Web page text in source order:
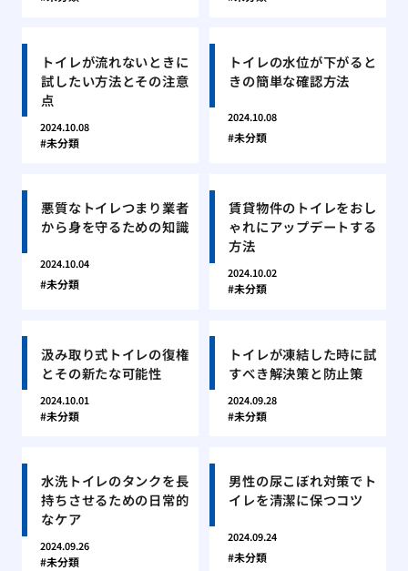
トイレが流れないときに
試したい方法とその注意
点
2024.10.08
未分類
トイレの水位が下がると
きの簡単な確認方法
2024.10.08
未分類
悪質なトイレつまり業者
から身を守るための知識
2024.10.04
未分類
賃貸物件のトイレをおし
ゃれにアップデートする
方法
2024.10.02
未分類
汲み取り式トイレの復権
とその新たな可能性
2024.10.01
未分類
トイレが凍結した時に試
すべき解決策と防止策
2024.09.28
未分類
水洗トイレのタンクを長
持ちさせるための日常的
なケア
2024.09.26
未分類
男性の尿こぼれ対策でト
イレを清潔に保つコツ
2024.09.24
未分類